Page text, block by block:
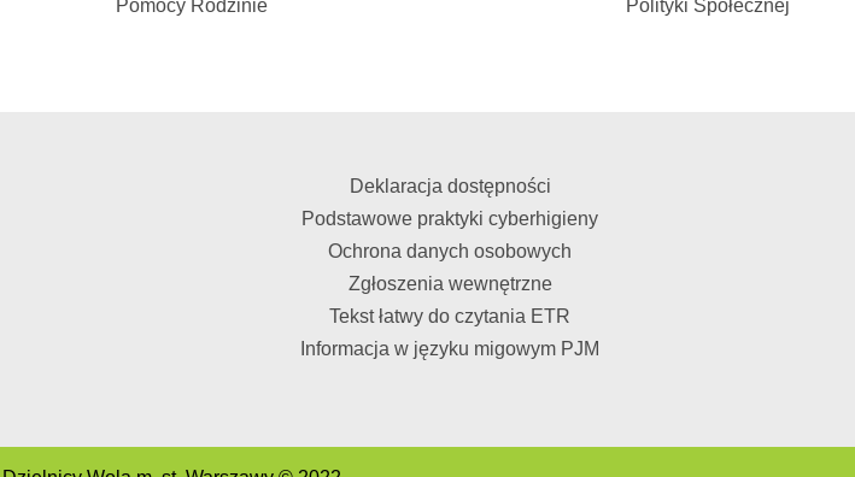
Deklaracja dostępności
Podstawowe praktyki cyberhigieny
Ochrona danych osobowych
Zgłoszenia wewnętrzne
Tekst łatwy do czytania ETR
Informacja w języku migowym PJM